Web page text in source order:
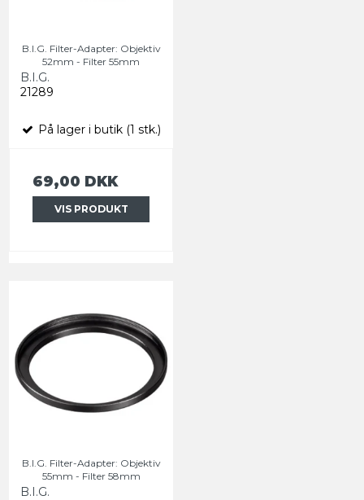
B.I.G. Filter-Adapter: Objektiv
52mm - Filter 55mm
B.I.G.
21289
På lager i butik (1 stk.)
69,00 DKK
VIS PRODUKT
B.I.G. Filter-Adapter: Objektiv
55mm - Filter 58mm
B.I.G.